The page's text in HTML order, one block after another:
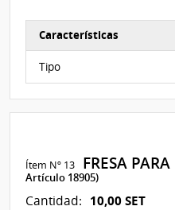
Características del Ítem
Características
Tipo
Ítem Nº 13 FRESA
Artículo 18905)
Cantidad: 10,00 SET